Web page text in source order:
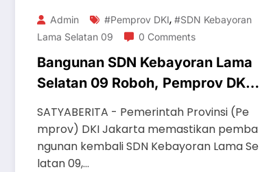
Admin #Pemprov DKI, #SDN Kebayoran
Lama Selatan 09
0 Comments
Bangunan SDN Kebayoran Lama
Selatan 09 Roboh, Pemprov DKI
Siapkan Pembangunan Kembali
SATYABERITA - Pemerintah Provinsi (Pe
mprov) DKI Jakarta memastikan pemba
ngunan kembali SDN Kebayoran Lama Se
latan 09,…